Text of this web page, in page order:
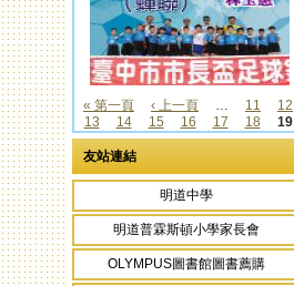
頁面
« 第一頁 ‹ 上一頁 … 11
12
13
14 15 16 17 18 19
友站連結
明道中學
明道普霖斯頓小學家長會
OLYMPUS圖書館圖書薦購